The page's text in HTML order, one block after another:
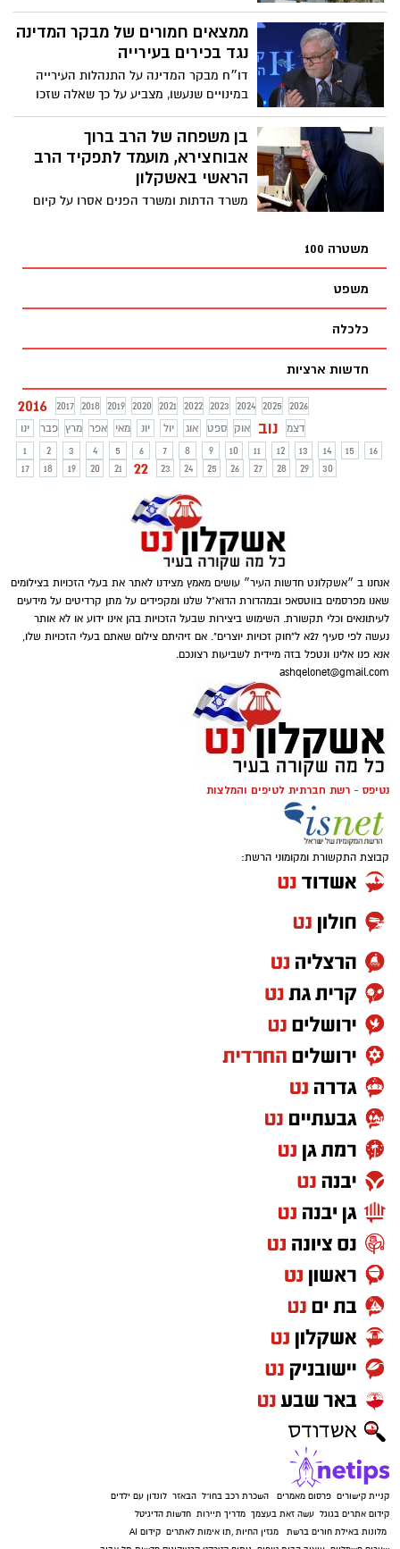
במלון. המלון, מרשת מלונות פתאל לא הגיבו
שטענה שאין מי שיגיב
ממצאים חמורים של מבקר המדינה
נגד בכירים בעירייה
דו״ח מבקר המדינה על התנהלות העירייה
במינויים שנעשו, מצביע על כך שאלה שזכו
במינויים שלהם, תמכו בראש העיר איתמר
שמעוני בבחירות האחרונות. מנכ״ל העירייה
זוכה לביקורת חריפה ביותר עד כדי התייעצות
עם המשטרה בפרשה
בן משפחה של הרב ברוך
אבוחצירא, מועמד לתפקיד הרב
הראשי באשקלון
משרד הדתות ומשרד הפנים אסרו על קיום
משטרה 100
משפט
כלכלה
חדשות ארציות
2016 2017 2018 2019 2020 2021 2022 2023 2024 2025
2026
ינו
פבר מרץ אפר מאי יונ יול אוג ספט אוק נוב
דצמ
1
2 3 4 5 6 7 8 9 10 11 12 13 14 15
16
17
18 19 20 21 22 23 24 25 26 27 28 29 30
אנחנו ב ״אשקלונט חדשות העיר״ עושים מאמץ מצידנו לאתר את בעלי הזכויות בצילומים
שאנו מפרסמים בווטסאפ ובמהדורת הדוא"ל שלנו ומקפידים על מתן קרדיטים על מידעים
לעיתונאים וכלי תקשורת. השימוש ביצירות שבעל הזכויות בהן אינו ידוע או לא אותר
נעשה לפי סעיף 27א ל"חוק זכויות יוצרים". אם זיהיתם צילום שאתם בעלי הזכויות שלו,
אנא פנו אלינו ונטפל בזה מיידית לשביעות רצונכם.
ashqelonet@gmail.com
נטיפס - רשת חברתית לטיפים והמלצות
קבוצת התקשורת ומקומוני הרשת:
קניית קישורים פרסום מאמרים השכרת רכב בחו"ל הבאזר לונדון עם ילדים
קידום אתרים בגוגל עשה זאת בעצמך מדריך תיירות חדשות הדיגיטל
מלונות באילת חורים ברשת מגזין החיות ,תו אימות לאתרים קידום AI